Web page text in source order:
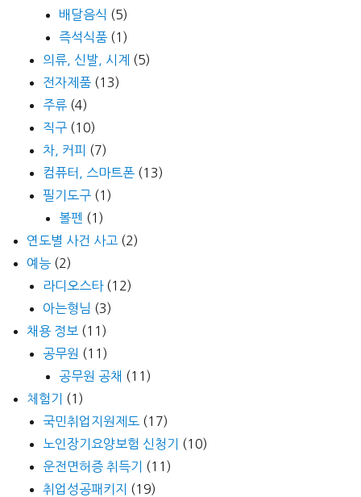
배달음식 (5)
즉석식품 (1)
의류, 신발, 시계
(5)
전자제품 (13)
주류 (4)
직구 (10)
차, 커피 (7)
컴퓨터, 스마트폰 (13)
필기도구 (1)
볼펜 (1)
연도별 사건 사고 (2)
예능 (2)
라디오스타(12)
아는형님 (3)
채용 정보 (11)
공무원 (11)
공무원 공채 (11)
체험기
(1)
국민취업지원제도 (17)
노인장기요양보험 신청기
(10)
운전면허증 취득기
(11)
취업성공패키지
(19)